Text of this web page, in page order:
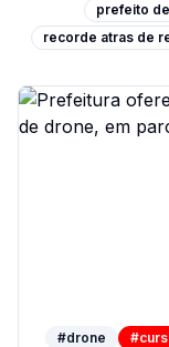
prefeito
recorde atras de
#drone